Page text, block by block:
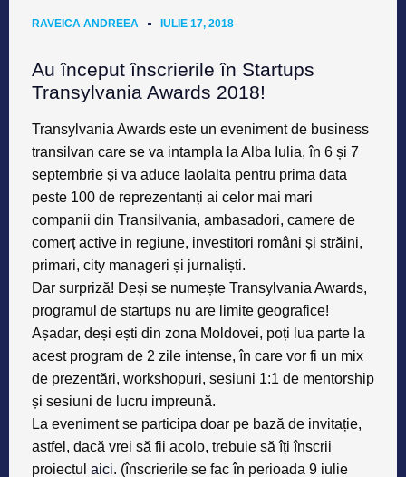
RAVEICA ANDREEA IULIE 17, 2018
Au început înscrierile în Startups
Transylvania Awards 2018!
Transylvania Awards este un eveniment de business
transilvan care se va intampla la Alba Iulia, în 6 și 7
septembrie și va aduce laolalta pentru prima data
peste 100 de reprezentanți ai celor mai mari
companii din Transilvania, ambasadori, camere de
comerț active in regiune, investitori români și străini,
primari, city manageri și jurnaliști.
Dar surpriză! Deși se numește Transylvania Awards,
programul de startups nu are limite geografice!
Așadar, deși ești din zona Moldovei, poți lua parte la
acest program de 2 zile intense, în care vor fi un mix
de prezentări, workshopuri, sesiuni 1:1 de mentorship
și sesiuni de lucru impreună.
La eveniment se participa doar pe bază de invitație,
astfel, dacă vrei să fii acolo, trebuie să îți înscrii
proiectul aici. (înscrierile se fac în perioada 9 iulie